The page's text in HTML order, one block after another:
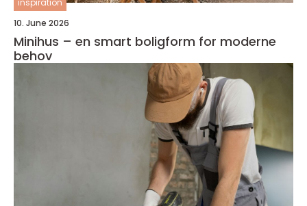
inspiration
10. June 2026
Minihus – en smart boligform for moderne
behov